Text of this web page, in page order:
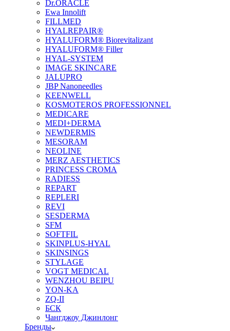
Dr.ORACLE
Ewa Innolift
FILLMED
НYALREPAIR®
HYALUFORM® Biorevitalizant
HYALUFORM® Filler
HYAL-SYSTEM
IMAGE SKINCARE
JALUPRO
JBP Nanoneedles
KEENWELL
KOSMOTEROS PROFESSIONNEL
MEDICARE
MEDI+DERMA
NEWDERMIS
MESORAM
NEOLINE
MERZ AESTHETICS
PRINCESS CROMA
RADIESS
REPART
REPLERI
REVI
SESDERMA
SFM
SOFTFIL
SKINPLUS-HYAL
SKINSINGS
STYLAGE
VOGT MEDICAL
WENZHOU BEIPU
YON-KA
ZQ-II
БСК
Чангджоу Джинлонг
Бренды